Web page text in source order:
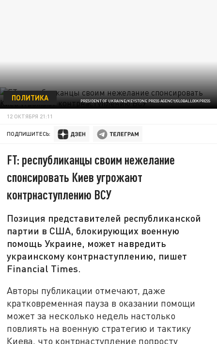
PRESIDENT OF UKRAINE/KEYSTONE PRESS AGENCY/GLOBALLOOKPRESS
ПОЛИТИКА
12 ОКТЯБРЯ 21:11
ПОДПИШИТЕСЬ:
FT: республиканцы своим нежелание
спонсировать Киев угрожают
контрнаступлению ВСУ
Позиция представителей республиканской
партии в США, блокирующих военную
помощь Украине, может навредить
украинскому контрнаступлению, пишет
Financial Times.
Авторы публикации отмечают, даже
кратковременная пауза в оказании помощи
может за несколько недель настолько
повлиять на военную стратегию и тактику
Киева, что контрнаступление попросту